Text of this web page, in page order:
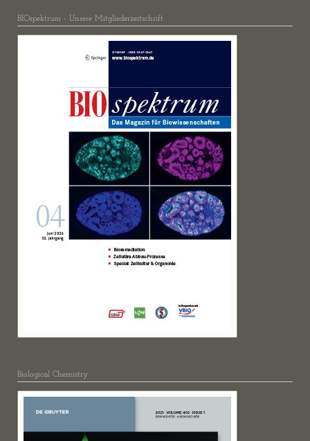
BIOspektrum - Unsere Mitgliederzeitschrift
Biological Chemistry